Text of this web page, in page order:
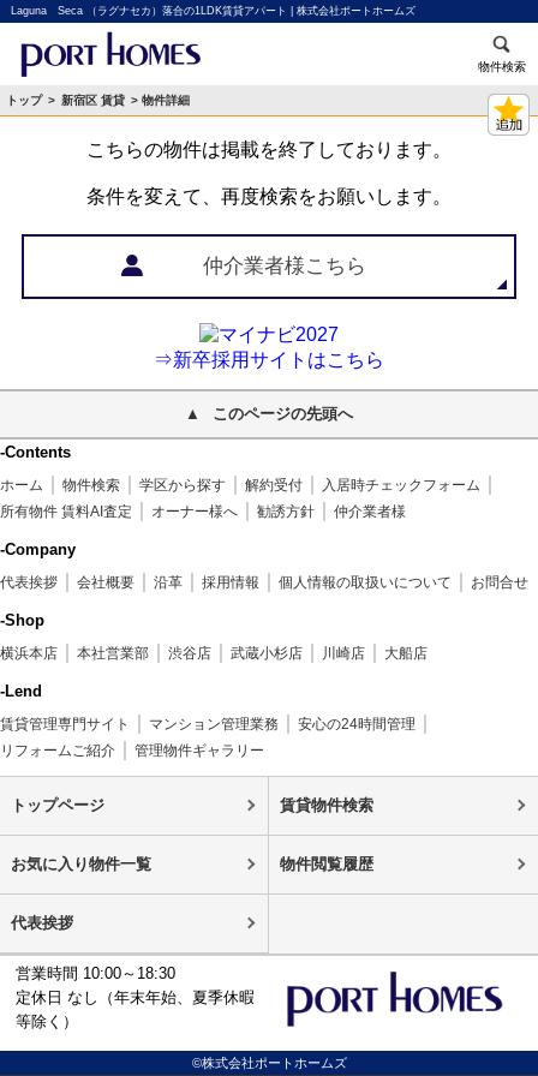
Laguna Seca （ラグナセカ）落合の1LDK賃貸アパート | 株式会社ポートホームズ
物件検索
トップ > 新宿区 賃貸 > 物件詳細
こちらの物件は掲載を終了しております。
条件を変えて、再度検索をお願いします。
仲介業者様こちら
⇒新卒採用サイトはこちら
このページの先頭へ
-Contents
ホーム 物件検索 学区から探す 解約受付
入居時チェックフォーム
所有物件 賃料AI査定
オーナー様へ 勧誘方針 仲介業者様
-Company
代表挨拶 会社概要 沿革 採用情報 個人情報の取扱いについて お問合せ
-Shop
横浜本店 本社営業部 渋谷店 武蔵小杉店 川崎店 大船店
-Lend
賃貸管理専門サイト マンション管理業務
安心の24時間管理
リフォームご紹介
管理物件ギャラリー
トップページ 賃貸物件検索
お気に入り物件一覧 物件閲覧履歴
代表挨拶
営業時間 10:00～18:30
定休日 なし（年末年始、夏季休暇
等除く）
©株式会社ポートホームズ